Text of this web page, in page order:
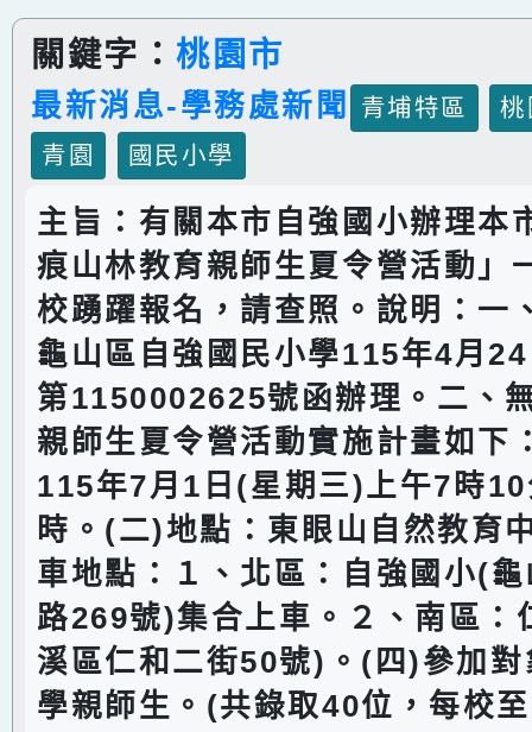
關鍵字：桃園市
最新消息-學務處新聞 青埔特區
青園
國民小學
主旨：有關本市自強國小辦理本
痕山林教育親師生夏令營活動」
校踴躍報名，請查照。說明：一
龜山區自強國民小學115年4月
第1150002625號函辦理。二、
親師生夏令營活動實施計畫如下
115年7月1日(星期三)上午7時
時。(二)地點：東眼山自然教育
車地點：１、北區：自強國小(
路269號)集合上車。２、南區：
溪區仁和二街50號)。(四)參加對
學親師生。(共錄取40位，每校